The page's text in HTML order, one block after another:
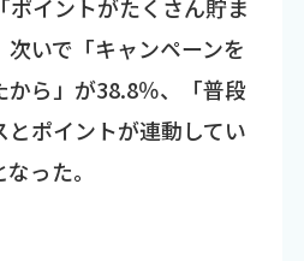
ポイントがたくさん貯ま
いで「キャンペーンを
ら」が38.8％、「普段
ポイントが連動してい
った。